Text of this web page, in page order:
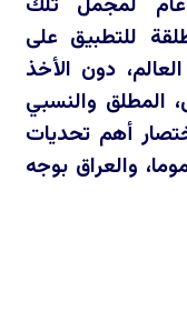
عام لمجمل تلك
للتطبيق على
دون الأخذ
المطلق والنسبي
أهم تحديات
والعراق بوجه